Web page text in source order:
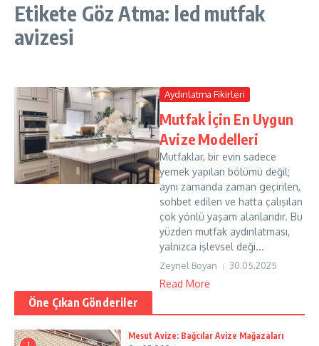
Etikete Göz Atma: led mutfak
avizesi
Aydınlatma Fikirleri
Mutfak İçin En Uygun
Avize Modelleri
Mutfaklar, bir evin sadece
yemek yapılan bölümü değil;
aynı zamanda zaman geçirilen,
sohbet edilen ve hatta çalışılan
çok yönlü yaşam alanlarıdır. Bu
yüzden mutfak aydınlatması,
yalnızca işlevsel deği...
Zeynel Boyan 30.05.2025
Read More
Öne Çıkan Gönderiler
Mesut Avize: Bağcılar Avize Mağazaları